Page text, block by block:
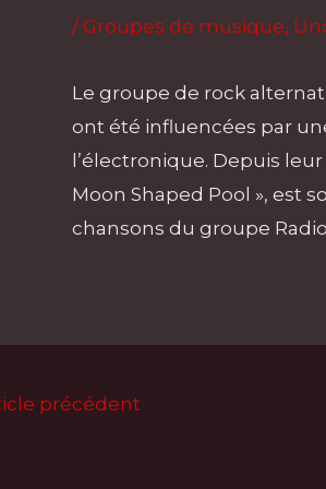
/Groupes de musique,
Le groupe de rock
ont été influencées par
l’électronique. Depuis
Moon Shaped Pool », est
chansons du groupe
précédent